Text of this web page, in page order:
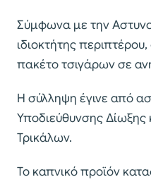
Σύμφωνα με την
ιδιοκτήτης
πακέτο τσιγάρων σε
Η σύλληψη έγινε από
Υποδιεύθυνσης Δίωξης
Τρικάλων.
Το καπνικό προϊόν